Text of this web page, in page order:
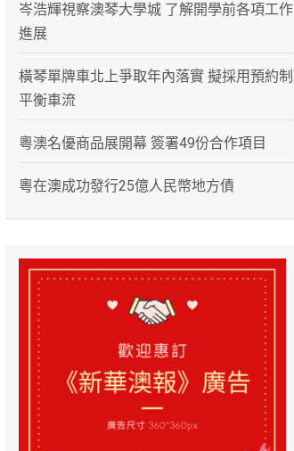
岑浩輝視察澳琴大學城 了解開學前各項工作
進展
橫琴單牌車北上爭取年內落實 擬採用預約制
平衡車流
粵澳名優商品展開幕 簽署49份合作項目
粵在澳成功發行25億人民幣地方債